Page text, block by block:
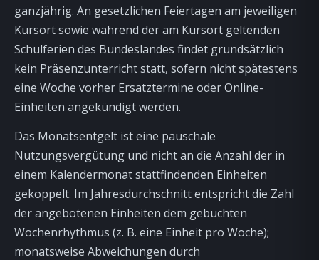
ganzjährig. An gesetzlichen Feiertagen am jeweiligen
Kursort sowie während der am Kursort geltenden
Schulferien des Bundeslandes findet grundsätzlich
kein Präsenzunterricht statt, sofern nicht spätestens
eine Woche vorher Ersatztermine oder Online-
Einheiten angekündigt werden.
Das Monatsentgelt ist eine pauschale
Nutzungsvergütung und nicht an die Anzahl der in
einem Kalendermonat stattfindenden Einheiten
gekoppelt. Im Jahresdurchschnitt entspricht die Zahl
der angebotenen Einheiten dem gebuchten
Wochenrhythmus (z. B. eine Einheit pro Woche);
monatsweise Abweichungen durch